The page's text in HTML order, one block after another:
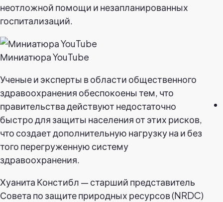
неотложной помощи и незапланированных
госпитализаций.
Миниатюра YouTube
Ученые и эксперты в области общественного
здравоохранения обеспокоены тем, что
правительства действуют недостаточно
быстро для защиты населения от этих рисков,
что создает дополнительную нагрузку на и без
того перегруженную систему
здравоохранения.
Хуанита Констибл — старший представитель
Совета по защите природных ресурсов (NRDC)